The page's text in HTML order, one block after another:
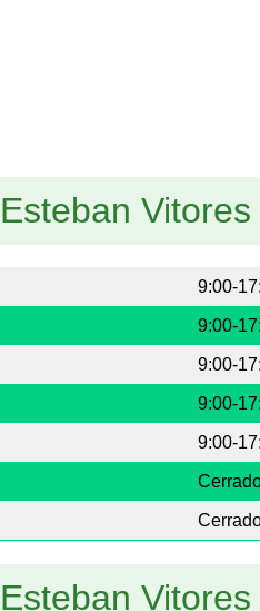
Vitores
9:00-
9:00-
9:00-
9:00-
9:00-
Vitores